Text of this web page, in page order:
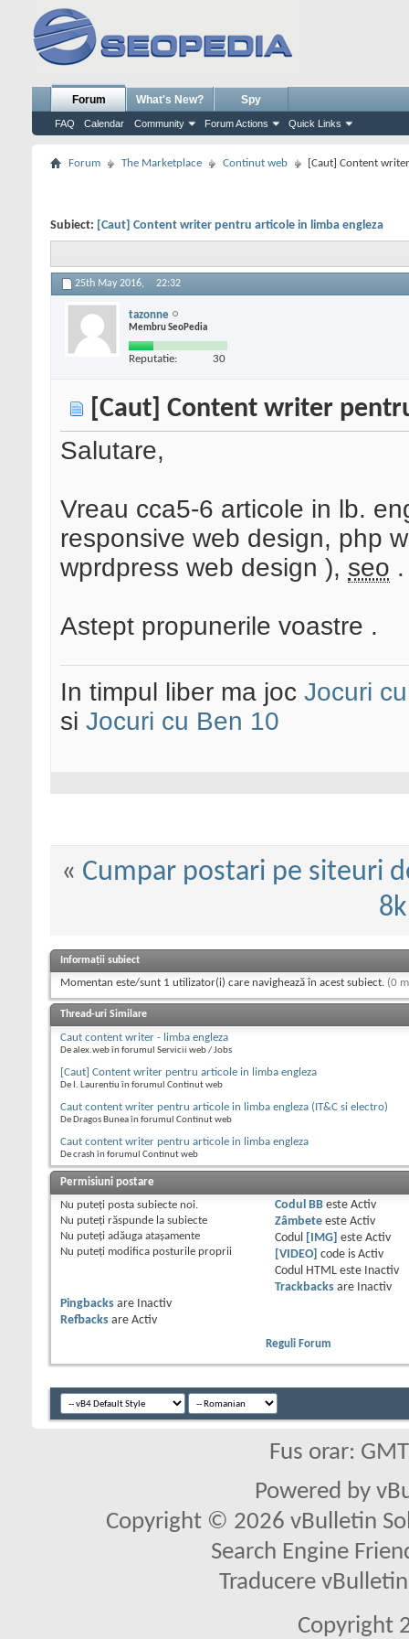
Forum
FAQ Calendar Community Forum Actions Quick Links
What's New? Spy
Forum The Marketplace Continut web [Caut] Content
Subiect: [Caut] Content writer pentru articole in limba engleza
25th May 2016, 22:32
tazonne
Membru SeoPedia
Reputatie: 30
[Caut] Content writer
Salutare,
Vreau cca5-6 articole in lb.
responsive web design, php
wprdpress web design ), seo .
Astept propunerile voastre .
In timpul liber ma joc Jocuri
si Jocuri cu Ben 10
« Cumpar postari pe siteuri
Informații subiect
Momentan este/sunt 1 utilizator(i) care navighează în acest subiect. (0
Thread-uri Similare
Caut content writer - limba engleza
De alex.web în forumul Servicii web / Jobs
[Caut] Content writer pentru articole in limba engleza
De I. Laurentiu în forumul Continut web
Caut content writer pentru articole in limba engleza (IT&C si electro)
De Dragos Bunea în forumul Continut web
Caut content writer pentru articole in limba engleza
De crash în forumul Continut web
Permisiuni postare
Nu puteţi posta subiecte noi.
Nu puteţi răspunde la subiecte
Nu puteţi adăuga ataşamente
Nu puteţi modifica posturile proprii
Codul BBeste Activ
Zâmbeteeste Activ
Codul
[IMG] este Activ
[VIDEO]
code is Activ
Codul HTML este
Inactiv
Trackbacksare
Inactiv
Pingbacks are
Inactiv
Refbacks are Activ
Reguli Forum
Fus orar:
Powered by
Copyright © 2026 vBulletin
Search Engine
Traducere
Copyright